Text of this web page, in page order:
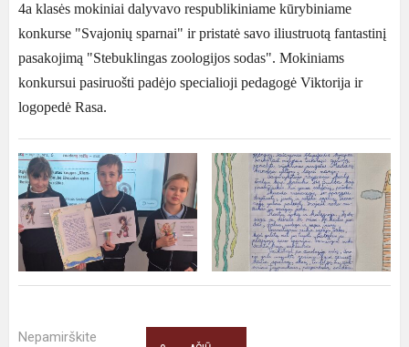
4a klasės mokiniai dalyvavo respublikiniame kūrybiniame
konkurse "Svajonių sparnai" ir pristatė savo iliustruotą fantastinį
pasakojimą "Stebuklingas zoologijos sodas". Mokiniams
konkursui pasiruošti padėjo specialioji pedagogė Viktorija ir
logopedė Rasa.
Nepamirškite